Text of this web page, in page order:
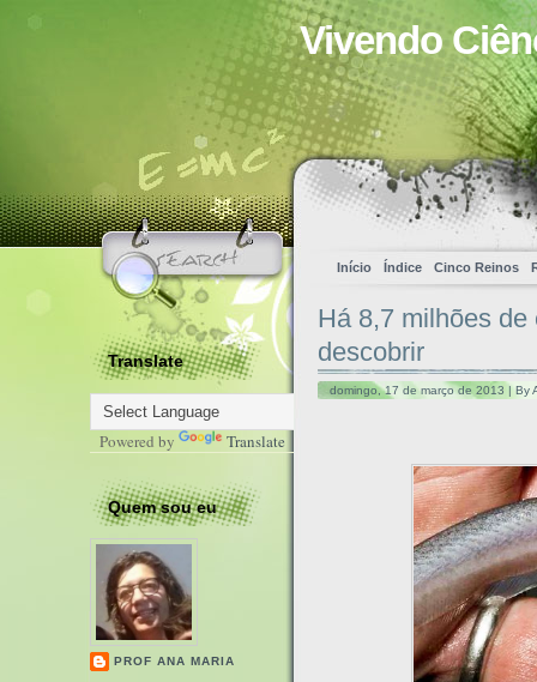
Vivendo
Início Índice Cinco Reinos
Translate
Powered by Translate
Quem sou eu
PROF ANA MARIA
Há 8,7 milhões de
descobrir
domingo, 17 de março de 2013 | By